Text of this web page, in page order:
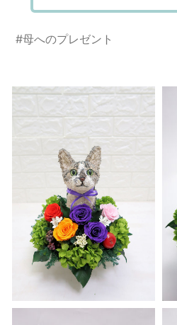
#母へのプレゼント